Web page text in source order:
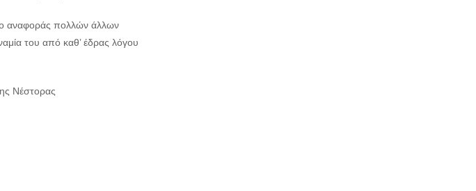
αναφοράς πολλών άλλων
του από καθ’ έδρας λόγου
Νέστορας